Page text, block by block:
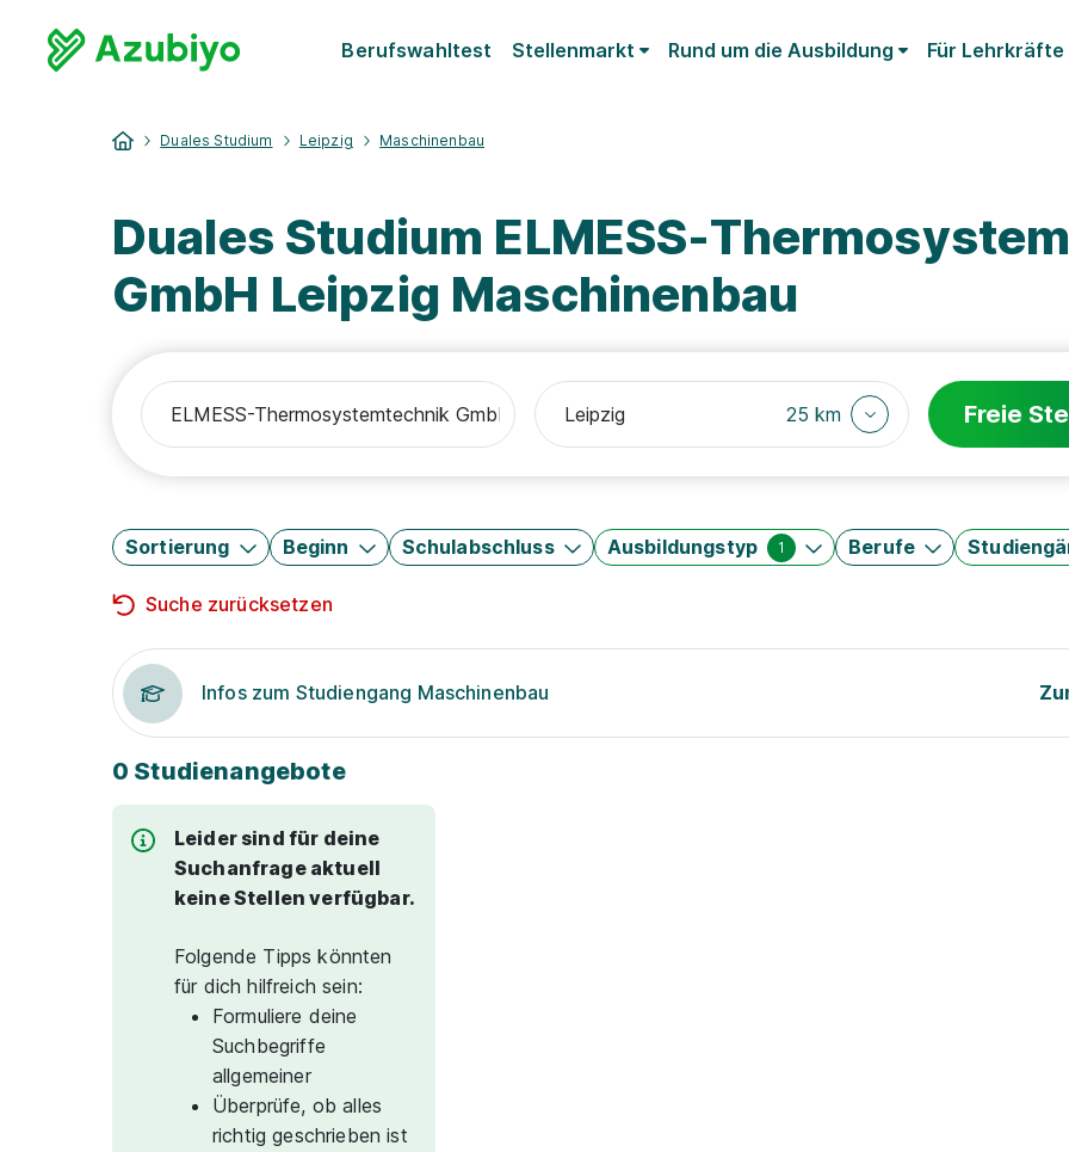
Berufswahltest Stellenmarkt Rund um die Ausbildung Für Lehrkräfte
Duales Studium Leipzig Maschinenbau
Duales Studium ELMESS-
GmbH Leipzig Maschinenbau
25 km Freie
Sortierung Beginn Schulabschluss Ausbildungstyp 1 Berufe
Suche zurücksetzen
Infos zum Studiengang Maschinenbau
0 Studienangebote
Leider sind für deine
Suchanfrage aktuell
keine Stellen verfügbar.
Folgende Tipps könnten
für dich hilfreich sein:
Formuliere deine
Suchbegriffe
allgemeiner
Überprüfe, ob alles
richtig geschrieben ist